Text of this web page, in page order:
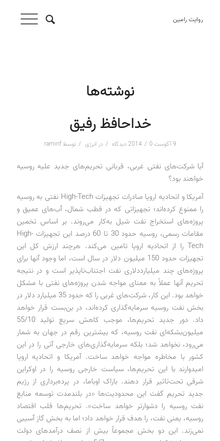
روایت رامین
نوشته‌ها
خداحافظ رفیق
9 آگوست 2014 / 0 دیدگاه / در انرژی / توسطraminf
آیا شرکت‌های نفتی غربی، قربانی تحریم‌های جدید علیه روسیه
خواهند بود؟
آمریکا و اتحادیه اروپا صادرات تجهیزات High-Tech نفتی به روسیه
را ممنوع کرده‌اند؛ تجهیزاتی که در قطب شمال، آب‌های عمیق و
پروژه‌های استخراج نفت شیل به‌کار می‌روند. بر اساس تخمین
مقامات رسمی، روسیه حدود 30 تا 60 درصد این تجهیزات High-
Tech را از اتحادیه اروپا تامین می‌کند. هرچند ارزش کل این
تجهیزات حدود 150 میلیون دلار در سال است، اما وجود آنها برای
پروژه‌های چند میلیارد‌دلاری نفت اجتناب‌ناپذیر است و در نتیجه
تحریم آنها عملاً به معنای مواجه ‌شدن پروژه‌های نفتی با مشکل
خواهد بود. این کار، شرکت‌های غربی را که حدود 35 میلیارد دلار در
بخش نفت روسیه سرمایه‌گذاری کرده‌اند، در بن‌بست قرار خواهد
داد. دور جدید تحریم‌ها، موجب کاهش سریع تولید 55/10
میلیون‌بشکه‌ای نفت روسیه، که بیشترین رقم در جهان به شمار
می‌رود، نخواهد شد؛ بلکه سرمایه‌گذاری‌های خارجی آتی را در این
کشور با مخاطره مواجه خواهد ساخت. آمریکا و اتحادیه اروپا
امیدوارند با این تحریم‌ها، سیاست خارجی روسیه را در اوکراین
شرقی تحت‌تاثیر قرار دهند. باراک اوباما، در پرده‌برداری از رژیم
جدید تحریم گفت این محدودیت‌ها «در بلندمدت توسعه منابع
نفت روسیه را دشوارتر خواهد ساخت». تحریم‌ها قلب اقتصاد
روسیه، یعنی نفت، را هدف قرار خواهد داد؛ اما به بخش گاز آسیبی
نمی‌زند. این دو بخش مجموعاً بیش از نصف درآمدهای دولت